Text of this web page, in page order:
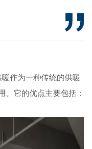
作为一种传统的供暖
。它的优点主要包括：